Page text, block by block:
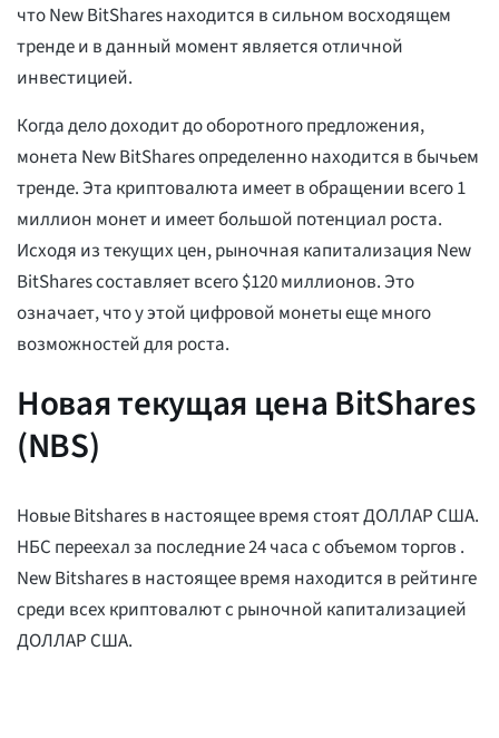
что New BitShares находится в сильном восходящем
тренде и в данный момент является отличной
инвестицией.
Когда дело доходит до оборотного предложения,
монета New BitShares определенно находится в бычьем
тренде. Эта криптовалюта имеет в обращении всего 1
миллион монет и имеет большой потенциал роста.
Исходя из текущих цен, рыночная капитализация New
BitShares составляет всего $120 миллионов. Это
означает, что у этой цифровой монеты еще много
возможностей для роста.
Новая текущая цена BitShares
(NBS)
Новые Bitshares в настоящее время стоятДОЛЛАР США.
НБС переехал за последние 24 часа с объемом торгов .
New Bitshares в настоящее время находится в рейтинге
среди всех криптовалют с рыночной капитализацией
ДОЛЛАР США.